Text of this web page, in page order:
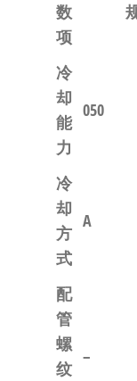
数
项
冷
却
能
力
050
冷
却
方
式
A
配
管
螺
纹
–